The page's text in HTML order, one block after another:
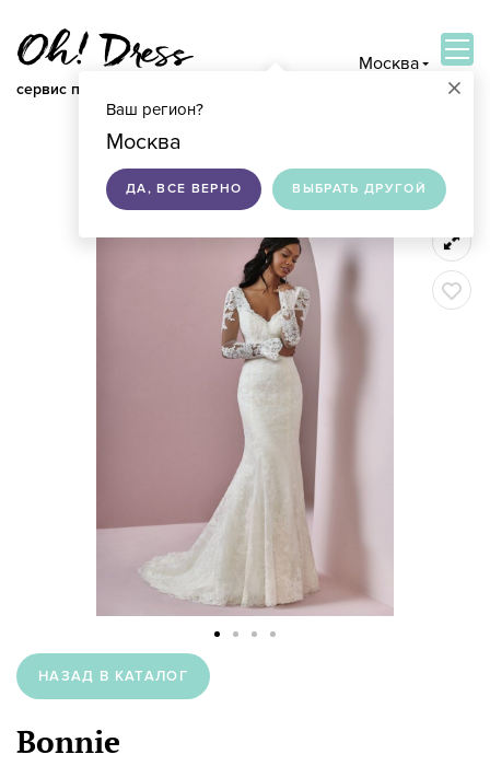
сервис по подбору свадебных платьев
Москва
×
Ваш регион?
Москва
ДА, ВСЕ ВЕРНО ВЫБРАТЬ ДРУГОЙ
НАЗАД В КАТАЛОГ
Bonnie